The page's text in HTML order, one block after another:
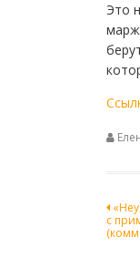
Это
по
c